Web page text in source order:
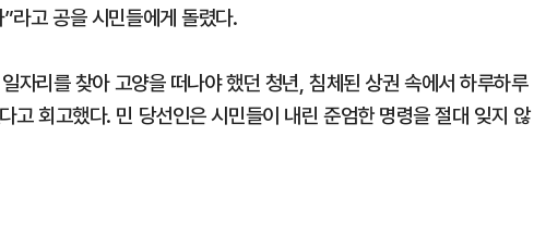
라고 공을 시민들에게 돌렸다.
자리를 찾아 고양을 떠나야 했던 청년, 침체된 상권 속에서 하루하루
고 회고했다. 민 당선인은 시민들이 내린 준엄한 명령을 절대 잊지 않